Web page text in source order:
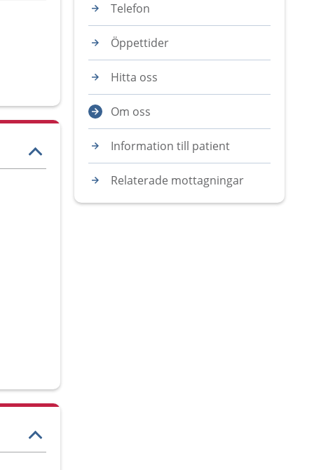
Telefon
Öppettider
Hitta oss
Om oss
Information till patient
Relaterade mottagningar